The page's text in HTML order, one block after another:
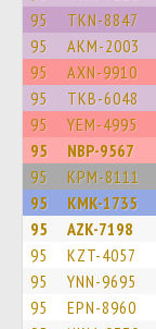
95
TKN-8847
95 AKM-2003
95 AXN-9910
95 TKB-6048
95 YEM-4995
95 NBP-9567
95 KPM-8111
95 KMK-1735
95 AZK-7198
95 KZT-4057
95 YNN-9695
95 EPN-8960